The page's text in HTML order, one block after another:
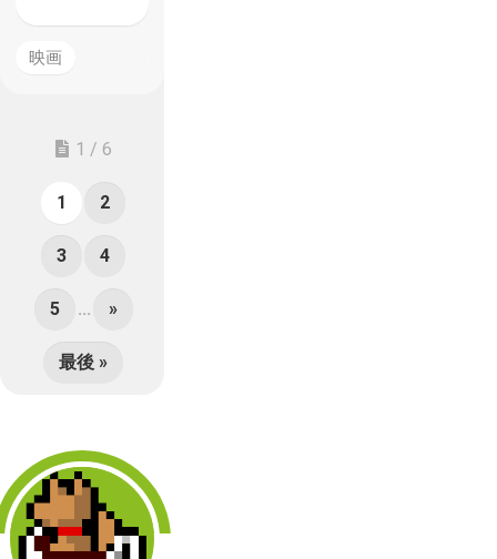
映画
1 / 6
1 2
3 4
5 ... »
最後 »